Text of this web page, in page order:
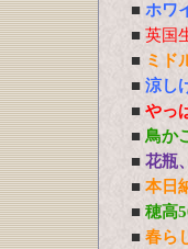
■ ホワ
■ 英国
■ ミド
■ 涼し
■ やっ
■ 鳥か
■ 花瓶
■ 本日
■ 穂高
■ 春ら